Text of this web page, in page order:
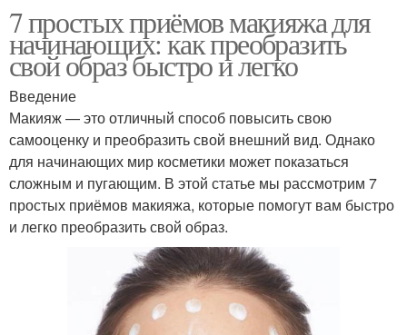
7 простых приёмов макияжа для
начинающих: как преобразить
свой образ быстро и легко
Введение
Макияж — это отличный способ повысить свою
самооценку и преобразить свой внешний вид. Однако
для начинающих мир косметики может показаться
сложным и пугающим. В этой статье мы рассмотрим 7
простых приёмов макияжа, которые помогут вам быстро
и легко преобразить свой образ.